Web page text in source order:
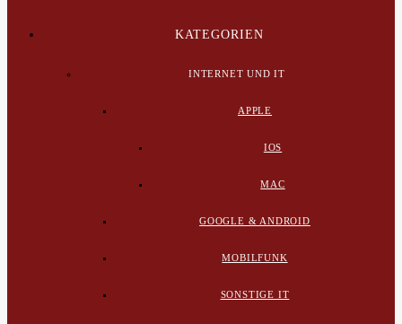
KATEGORIEN
INTERNET UND IT
APPLE
IOS
MAC
GOOGLE & ANDROID
MOBILFUNK
SONSTIGE IT